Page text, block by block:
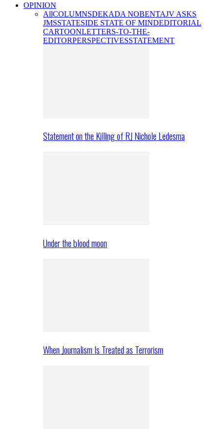
OPINION
AllCOLUMNSDEKADA NOBENTAJV ASKS
JMSSTATESIDE STATE OF MINDEDITORIAL
CARTOONLETTERS-TO-THE-
EDITORPERSPECTIVESSTATEMENT
Statement on the Killing of RJ Nichole Ledesma
Under the blood moon
When Journalism Is Treated as Terrorism